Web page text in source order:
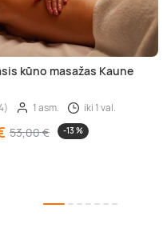
kūno masažas Kaune
1 asm. iki 1 val.
53,00 € -13 %